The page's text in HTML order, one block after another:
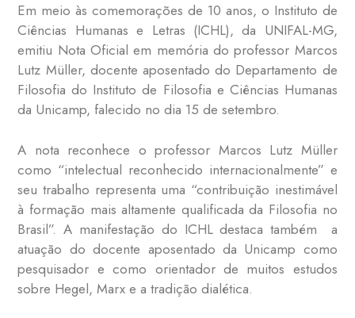
Em meio às comemorações de 10 anos, o Instituto de
Ciências Humanas e Letras (ICHL), da UNIFAL-MG,
emitiu Nota Oficial em memória do professor Marcos
Lutz Müller, docente aposentado do Departamento de
Filosofia do Instituto de Filosofia e Ciências Humanas
da Unicamp, falecido no dia 15 de setembro.
A nota reconhece o professor Marcos Lutz Müller
como “intelectual reconhecido internacionalmente” e
seu trabalho representa uma “contribuição inestimável
à formação mais altamente qualificada da Filosofia no
Brasil”. A manifestação do ICHL destaca também a
atuação do docente aposentado da Unicamp como
pesquisador e como orientador de muitos estudos
sobre Hegel, Marx e a tradição dialética.